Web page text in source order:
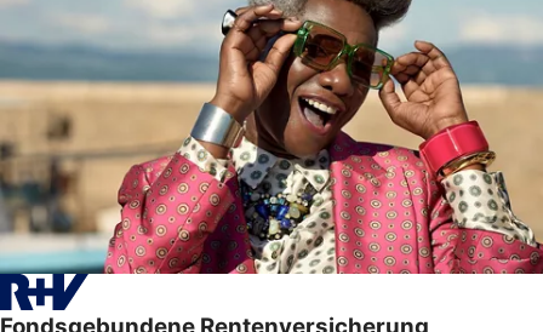
Fondsgebundene Rentenversicherung